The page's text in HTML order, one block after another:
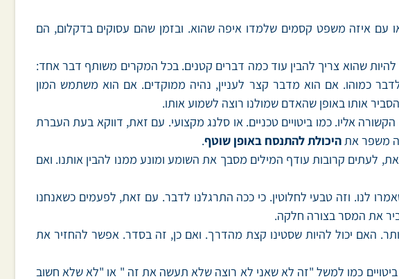
עם איזה משפט קסמים שלמדו איפה שהוא. ובזמן שהם עסוקים בדקלום, הם
שהוא צריך להבין עוד כמה דברים קטנים. בכל המקרים משותף דבר אחד:
כמוהו. אם הוא מדבר קצר לעניין, נהיה ממוקדים. אם הוא משתמש המון
אותו באופן שהאדם שמולנו רוצה לשמוע אותו.
אליו. כמו ביטויים טכניים. או סלנג מקצועי. עם זאת, דווקא בעת העברת
משפר אתהיכולת להתנסח באופן שוטף.
זאת, לעתים קרובות עודף המילים מסבך את השומע ומונע ממנו להבין אותנו. ואם
לנו. וזה טבעי לחלוטין. כי ככה התרגלנו לדבר. עם זאת, לפעמים כשאנחנו
את המסר בצורה חלקה.
האם יכול להיות שסטינו קצת מהדרך. ואם כן, זה בסדר. אפשר להחזיר את
ביטויים כמו למשל "זה לא שאני לא רוצה שלא תעשה את זה " או "לא שלא חשוב